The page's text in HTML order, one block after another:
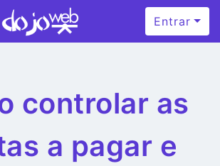
Entrar
controlar as
a pagar e